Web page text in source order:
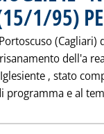
1/95)
(Cagliari)
dell'a
‚ stato
programma e al